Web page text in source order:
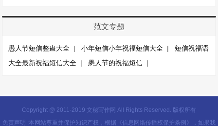
范文专题
愚人节短信整蛊大全 |小年短信小年祝福短信大全 |短信祝福语
大全最新祝福短信大全 | 愚人节的祝福短信 |
Copyright @ 2011-2019 文秘写作网 All Rights Reserved. 版权所有
免责声明 :本网站尊重并保护知识产权，根据《信息网络传播权保护条例》，如果我